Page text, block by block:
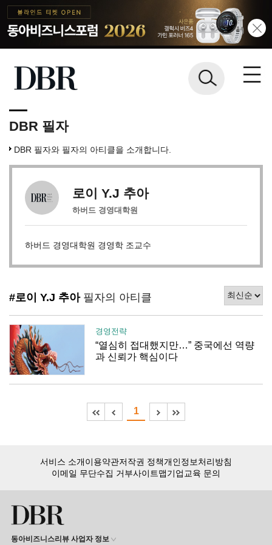
DBR 필자
DBR 필자와 필자의 아티클을 소개합니다.
로이 Y.J 추아
하버드 경영대학원
하버드 경영대학원 경영학 조교수
#로이 Y.J 추아필자의 아티클
경영전략
“열심히 접대했지만…” 중국에선 역량
과 신뢰가 핵심이다
1
서비스 소개이용약관저작권 정책개인정보처리방침
이메일 무단수집 거부사이트맵기업교육 문의
동아비즈니스리뷰 사업자 정보